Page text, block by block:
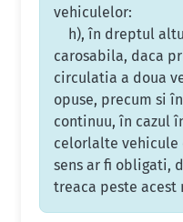
vehiculelor:
h), în dreptul
carosabila, daca
circulatia a doua
opuse, precum si
continuu, în cazul
celorlalte vehicule
sens ar fi obligati,
treaca peste acest